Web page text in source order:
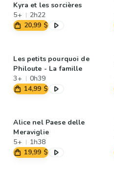
Kyra et les sorcières
5+
2h22
20,99 $
Les petits pourquoi de
Philoute - La famille
3+
0h39
14,99 $
Alice nel Paese delle
Meraviglie
5+
1h38
19,99 $